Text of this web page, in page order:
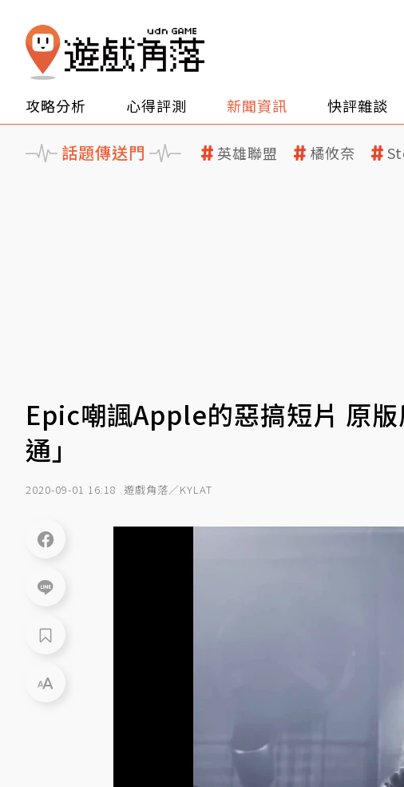
攻略分析 心得評測 新聞資訊 快評雜談
話題傳送門 英雄聯盟 橘攸奈
Epic嘲諷Apple的惡搞短片 原
通」
2020-09-01 16:18 遊戲角落／KYLAT